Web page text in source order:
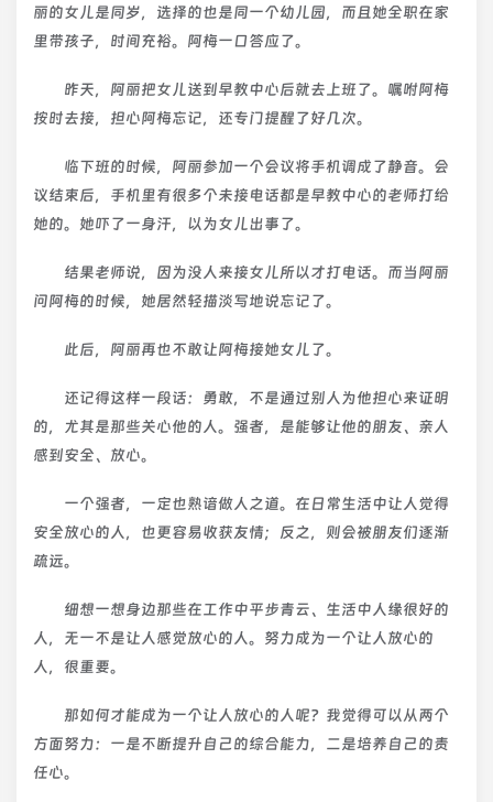
丽的女儿是同岁，选择的也是同一个幼儿园，而且她全职在家
里带孩子，时间充裕。阿梅一口答应了。
昨天，阿丽把女儿送到早教中心后就去上班了。嘱咐阿梅
按时去接，担心阿梅忘记，还专门提醒了好几次。
临下班的时候，阿丽参加一个会议将手机调成了静音。会
议结束后，手机里有很多个未接电话都是早教中心的老师打给
她的。她吓了一身汗，以为女儿出事了。
结果老师说，因为没人来接女儿所以才打电话。而当阿丽
问阿梅的时候，她居然轻描淡写地说忘记了。
此后，阿丽再也不敢让阿梅接她女儿了。
还记得这样一段话：勇敢，不是通过别人为他担心来证明
的，尤其是那些关心他的人。强者，是能够让他的朋友、亲人
感到安全、放心。
一个强者，一定也熟谙做人之道。在日常生活中让人觉得
安全放心的人，也更容易收获友情；反之，则会被朋友们逐渐
疏远。
细想一想身边那些在工作中平步青云、生活中人缘很好的
人，无一不是让人感觉放心的人。努力成为一个让人放心的
人，很重要。
那如何才能成为一个让人放心的人呢？我觉得可以从两个
方面努力：一是不断提升自己的综合能力，二是培养自己的责
任心。